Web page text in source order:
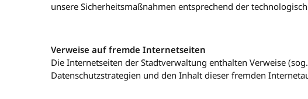
unsere Sicherheitsmaßnahmen entsprechend der
Verweise auf fremde Internetseiten
Die Internetseiten der Stadtverwaltung enthalten Verweise
Datenschutzstrategien und den Inhalt dieser fremden